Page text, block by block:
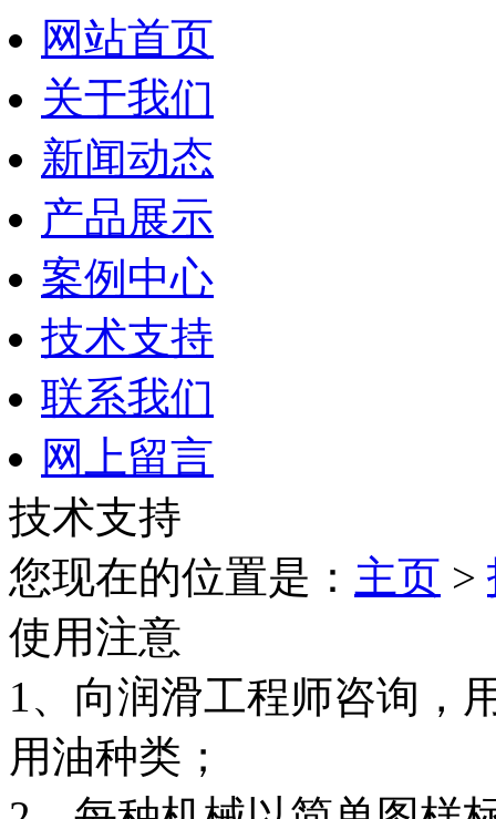
网站首页
关于我们
新闻动态
产品展示
案例中心
技术支持
联系我们
网上留言
技术支持
您现在的位置是： 主页 >
使用注意
1、向润滑工程师咨询，
用油种类；